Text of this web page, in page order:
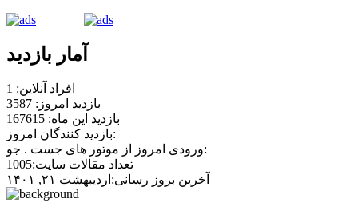
آمار بازدید
افراد آنلاین: 1
بازدید امروز: 3587
بازدید این ماه: 167615
بازدید کنندگان امروز:
ورودی امروز از موتور های جست . جو:
تعداد مقالات سایت:1005
آخرین بروز رسانی:اردیبهشت ۲۱, ۱۴۰۱